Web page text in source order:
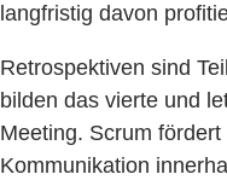
langfristig davon
Retrospektiven sind
bilden das vierte und
Meeting. Scrum
Kommunikation